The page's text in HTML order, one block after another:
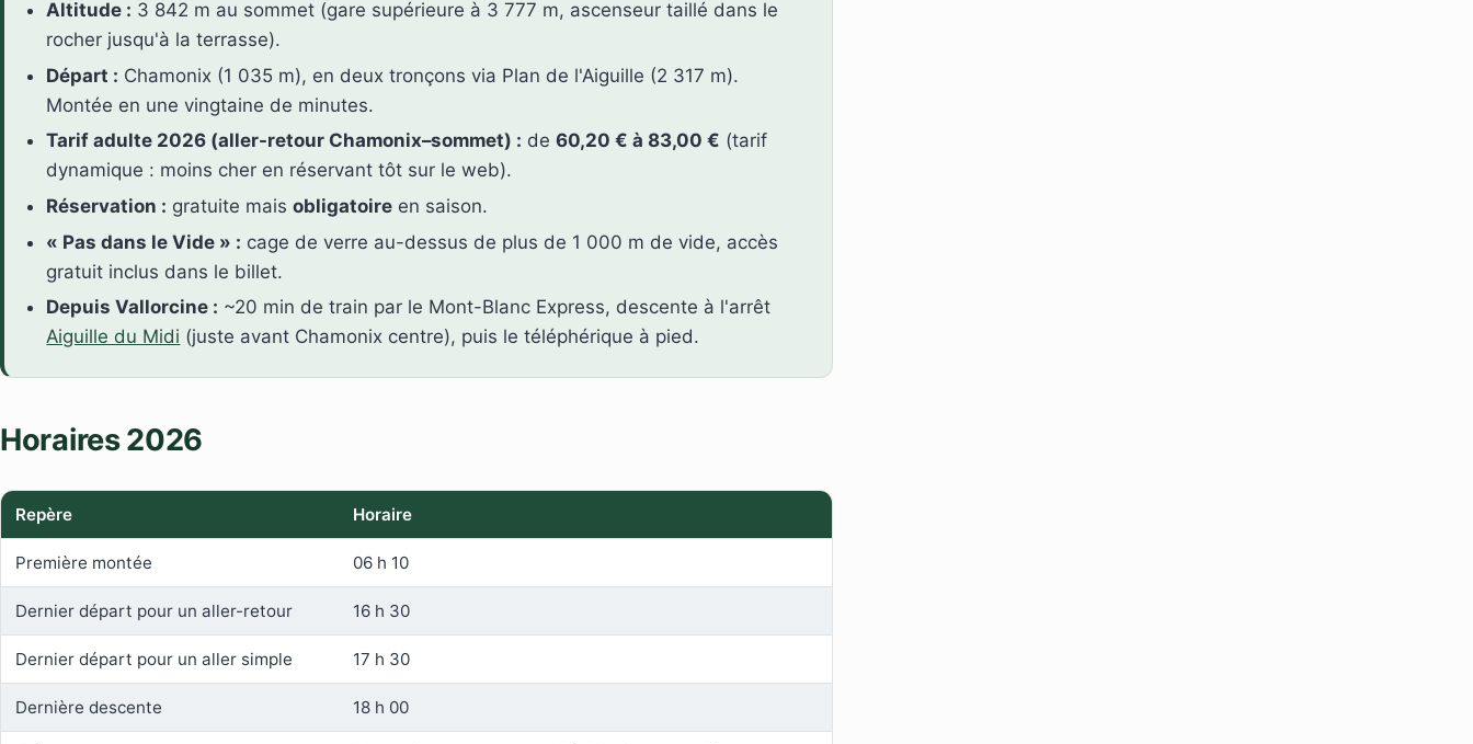
Altitude : 3 842 m au sommet (gare supérieure à 3 777 m, ascenseur taillé dans le
rocher jusqu'à la terrasse).
Départ : Chamonix (1 035 m), en deux tronçons via Plan de l'Aiguille (2 317 m).
Montée en une vingtaine de minutes.
Tarif adulte 2026 (aller-retour Chamonix–sommet) : de60,20 € à 83,00 € (tarif
dynamique : moins cher en réservant tôt sur le web).
Réservation : gratuite maisobligatoire en saison.
« Pas dans le Vide » : cage de verre au-dessus de plus de 1 000 m de vide, accès
gratuit inclus dans le billet.
Depuis Vallorcine : ~20 min de train par le Mont-Blanc Express, descente à l'arrêt
Aiguille du Midi (juste avant Chamonix centre), puis le téléphérique à pied.
Horaires 2026
Repère Horaire
Première montée 06 h 10
Dernier départ pour un aller-retour 16 h 30
Dernier départ pour un aller simple 17 h 30
Dernière descente 18 h 00